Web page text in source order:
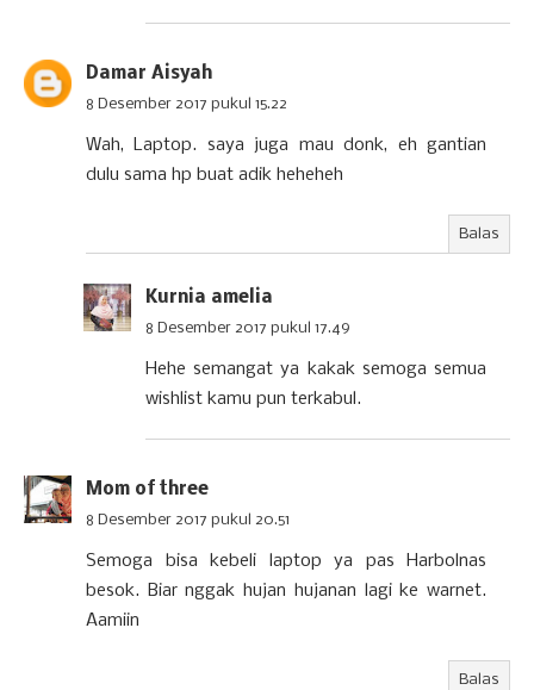
Damar Aisyah
8 Desember 2017 pukul 15.22
Wah, Laptop. saya juga mau donk, eh gantian
dulu sama hp buat adik heheheh
Balas
Kurnia amelia
8 Desember 2017 pukul 17.49
Hehe semangat ya kakak semoga semua
wishlist kamu pun terkabul.
Mom of three
8 Desember 2017 pukul 20.51
Semoga bisa kebeli laptop ya pas Harbolnas
besok. Biar nggak hujan hujanan lagi ke warnet.
Aamiin
Balas